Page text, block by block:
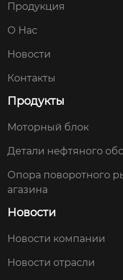
Продукция
О Hас
Новости
Контакты
Продукты
Моторный блок
Детали нефтяного
Опора поворотного
агазина
Новости
Новости компании
Новости отрасли